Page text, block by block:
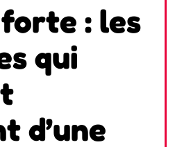
: les
qui
d’une